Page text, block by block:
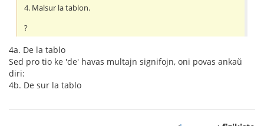
4. Malsur la tablon.
?
4a. De la tablo
Sed pro tio ke 'de' havas multajn signifojn, oni povas ankaŭ
diri:
4b. De sur la tablo